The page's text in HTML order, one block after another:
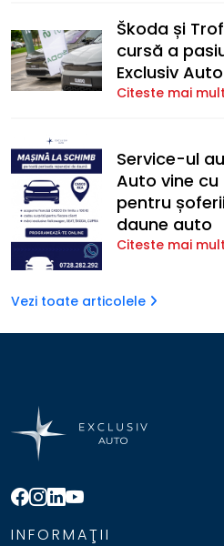
Škoda și
cursă a
Exclusiv Auto
Citeste mai mult
Service-ul
Auto vine cu
pentru
daune auto
Citeste mai mult
Vezi toate articolele
INFORMAŢII